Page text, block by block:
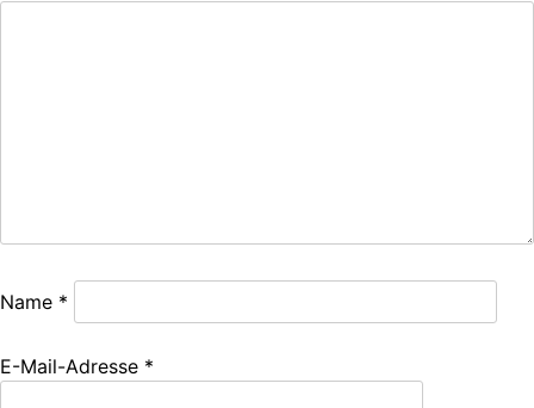
Name *
E-Mail-Adresse *